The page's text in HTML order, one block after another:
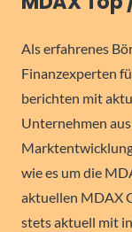
Als erfahrenes
Finanzexperten
berichten mit
Unternehmen
wie es um die
aktuellen MDAX
stets aktuell mit